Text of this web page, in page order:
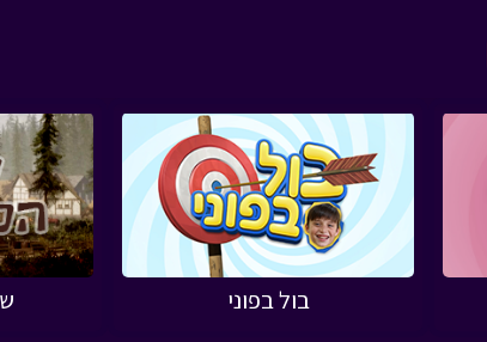
בול בפוני